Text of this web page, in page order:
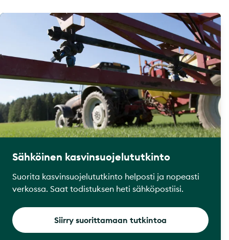
Sähköinen kasvinsuojelututkinto
Suorita kasvinsuojelututkinto helposti ja nopeasti
verkossa. Saat todistuksen heti sähköpostiisi.
Siirry suorittamaan tutkintoa